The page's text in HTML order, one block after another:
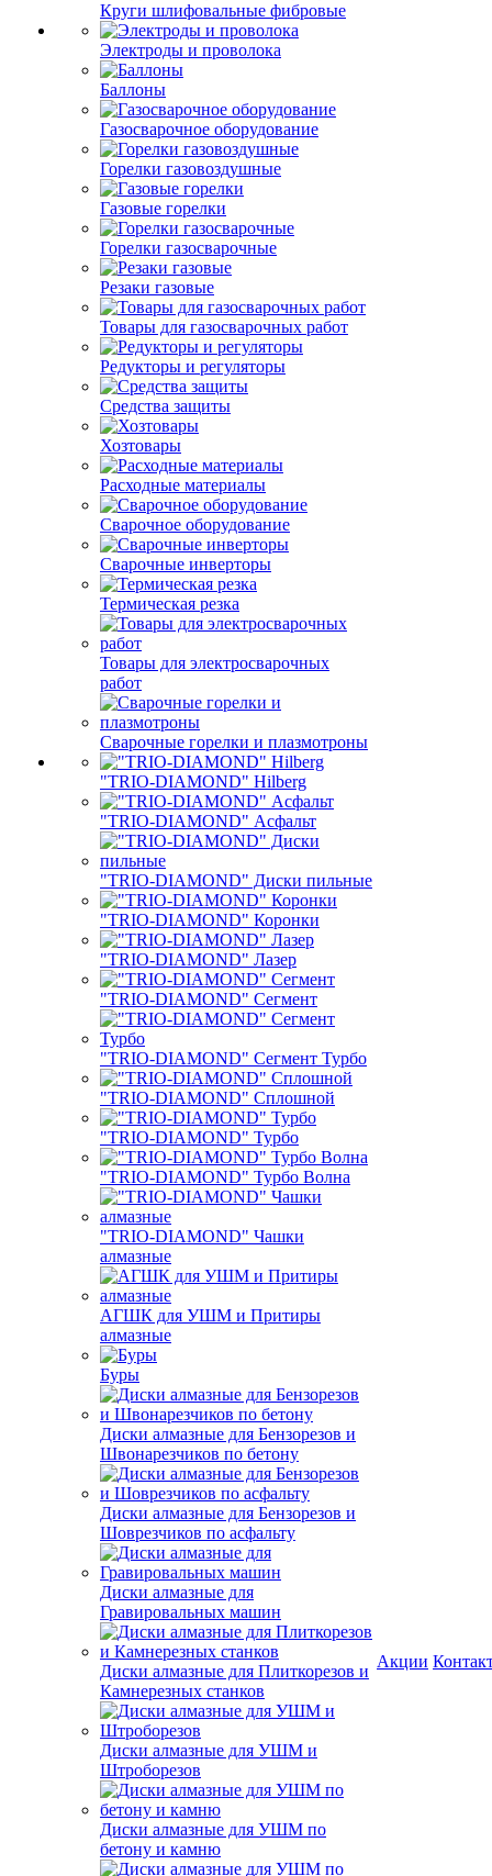
Круги шлифовальные фибровые
Электроды и проволока
Баллоны
Газосварочное оборудование
Горелки газовоздушные
Газовые горелки
Горелки газосварочные
Резаки газовые
Товары для газосварочных работ
Редукторы и регуляторы
Средства защиты
Хозтовары
Расходные материалы
Сварочное оборудование
Сварочные инверторы
Термическая резка
Товары для электросварочных
работ
Сварочные горелки и плазмотроны
"TRIO-DIAMOND" Hilberg
"TRIO-DIAMOND" Асфальт
"TRIO-DIAMOND" Диски пильные
"TRIO-DIAMOND" Коронки
"TRIO-DIAMOND" Лазер
"TRIO-DIAMOND" Сегмент
"TRIO-DIAMOND" Сегмент Турбо
"TRIO-DIAMOND" Сплошной
"TRIO-DIAMOND" Турбо
"TRIO-DIAMOND" Турбо Волна
"TRIO-DIAMOND" Чашки
алмазные
АГШК для УШМ и Притиры
алмазные
Буры
Диски алмазные для Бензорезов и
Швонарезчиков по бетону
Диски алмазные для Бензорезов и
Шоврезчиков по асфальту
Диски алмазные для
Гравировальных машин
Диски алмазные для Плиткорезов и
Камнерезных станков
Диски алмазные для УШМ и
Штроборезов
Диски алмазные для УШМ по
бетону и камню
Акции